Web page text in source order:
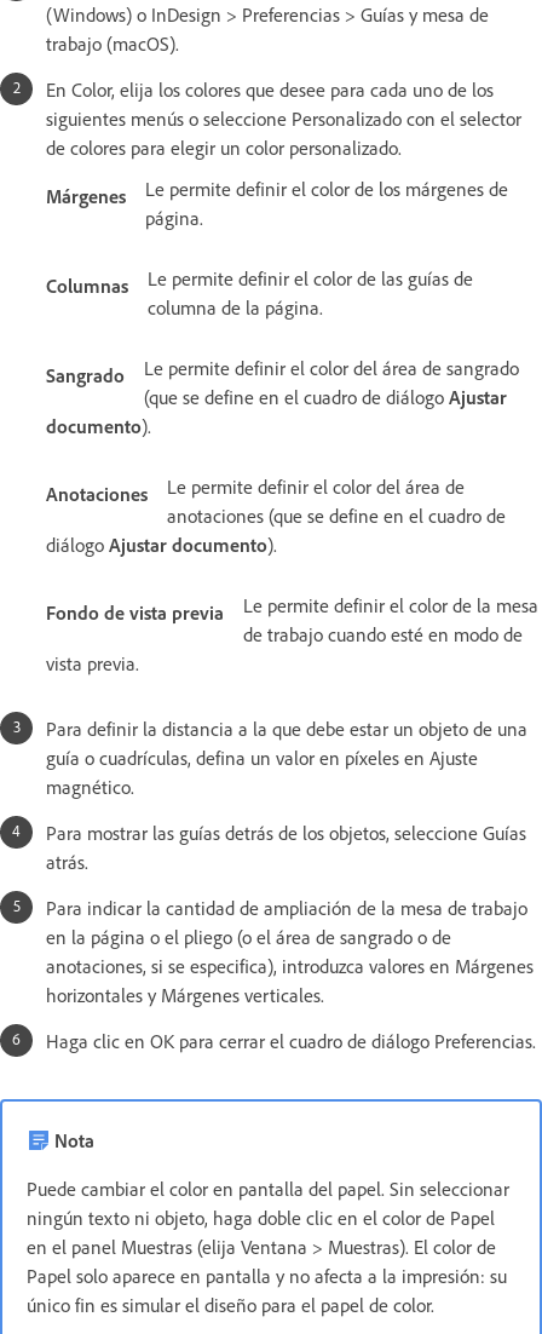
(Windows) o InDesign > Preferencias > Guías y mesa de
trabajo (macOS).
En Color, elija los colores que desee para cada uno de los
siguientes menús o seleccione Personalizado con el selector
de colores para elegir un color personalizado.
Márgenes
Le permite definir el color de los márgenes de
página.
Columnas
Le permite definir el color de las guías de
columna de la página.
Sangrado
Le permite definir el color del área de sangrado
(que se define en el cuadro de diálogo Ajustar
documento).
Anotaciones
Le permite definir el color del área de
anotaciones (que se define en el cuadro de
diálogo Ajustar documento).
Fondo de vista previa
Le permite definir el color de la mesa
de trabajo cuando esté en modo de
vista previa.
Para definir la distancia a la que debe estar un objeto de una
guía o cuadrículas, defina un valor en píxeles en Ajuste
magnético.
Para mostrar las guías detrás de los objetos, seleccione Guías
atrás.
Para indicar la cantidad de ampliación de la mesa de trabajo
en la página o el pliego (o el área de sangrado o de
anotaciones, si se especifica), introduzca valores en Márgenes
horizontales y Márgenes verticales.
Haga clic en OK para cerrar el cuadro de diálogo Preferencias.
Nota
Puede cambiar el color en pantalla del papel. Sin seleccionar
ningún texto ni objeto, haga doble clic en el color de Papel
en el panel Muestras (elija Ventana > Muestras). El color de
Papel solo aparece en pantalla y no afecta a la impresión: su
único fin es simular el diseño para el papel de color.